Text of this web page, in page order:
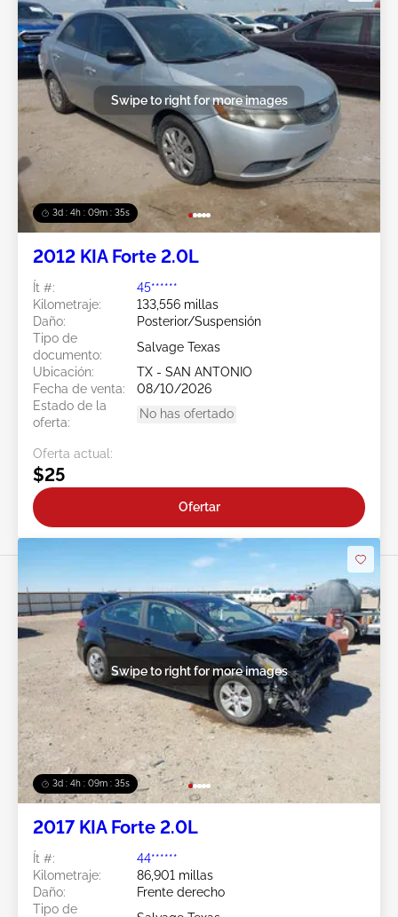
3d : 4h : 09m : 33s
Swipe to right for more images
2012 KIA Forte 2.0L
Ít #:
45******
Kilometraje:
133,556 millas
Daño:
Posterior/Suspensión
Tipo de
documento:
Salvage Texas
Ubicación:
TX - SAN ANTONIO
Fecha de venta:
08/10/2026
Estado de la
oferta:
No has ofertado
Oferta actual:
$25
Ofertar
3d : 4h : 09m : 33s
Swipe to right for more images
2017 KIA Forte 2.0L
Ít #:
44******
Kilometraje:
86,901 millas
Daño:
Frente derecho
Tipo de